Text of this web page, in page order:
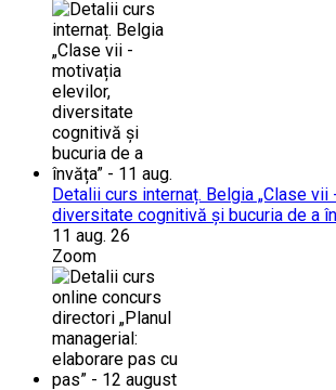
Detalii curs internaț. Belgia „Clase
diversitate cognitivă și bucuria de a
11 aug. 26
Zoom